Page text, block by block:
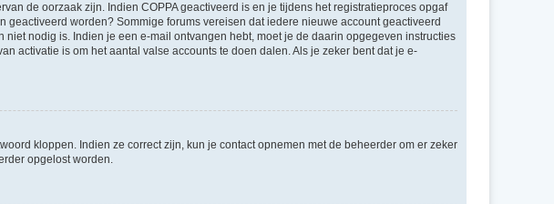
de oorzaak zijn. Indien COPPA geactiveerd is en je tijdens het registratieproces opgaf
worden? Sommige forums vereisen dat iedere nieuwe account geactiveerd
nodig is. Indien je een e-mail ontvangen hebt, moet je de daarin opgegeven instructies
activatie is om het aantal valse accounts te doen dalen. Als je zeker bent dat je e-
kloppen. Indien ze correct zijn, kun je contact opnemen met de beheerder om er zeker
opgelost worden.